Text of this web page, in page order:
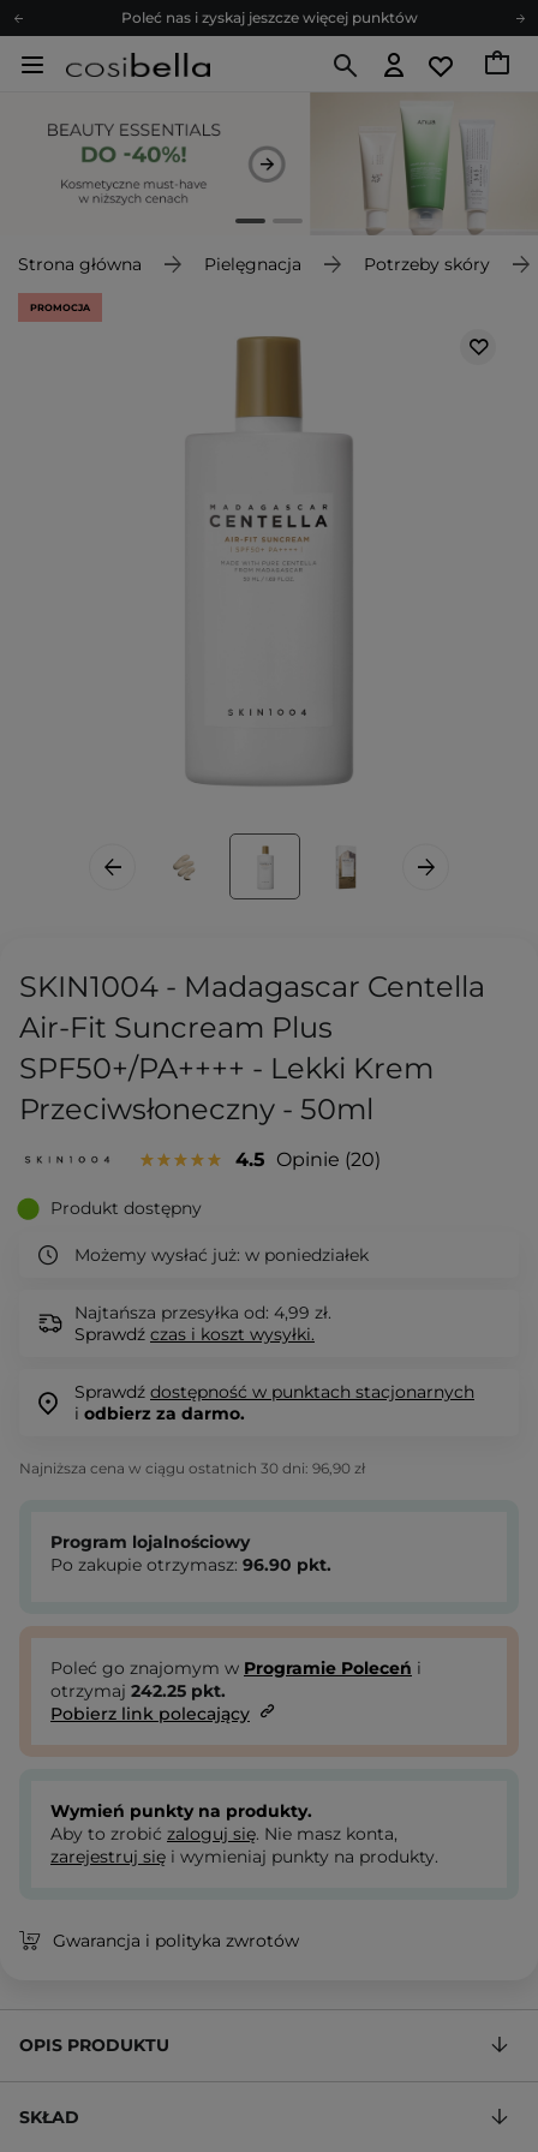
Poleć nas i zyskaj jeszcze więcej punktów
Zapisz się na newsletter pełen porad
Z nami to możliwe! Realizacja zamówienia do 24h.
Poleć nas i zyskaj jeszcze więcej punktów
Zapisz się na newsletter pełen porad
Strona główna Pielęgnacja Potrzeby skóry
PROMOCJA
SKIN1004 - Madagascar Centella
Air-Fit Suncream Plus
SPF50+/PA++++ - Lekki Krem
Przeciwsłoneczny - 50ml
4.5 Opinie 20
Produkt dostępny
Możemy wysłać już: w poniedziałek
Najtańsza przesyłka od: 4,99 zł.
Sprawdź czas i koszt wysyłki.
Sprawdź dostępność w punktach stacjonarnych
i odbierz za darmo.
Najniższa cena w ciągu ostatnich 30 dni: 96,90 zł
Program lojalnościowy
Po zakupie otrzymasz: 96.90 pkt.
Poleć go znajomym w Programie Poleceń i
otrzymaj 242.25 pkt.
Pobierz link polecający
Wymień punkty na produkty.
Aby to zrobić zaloguj się. Nie masz konta,
zarejestruj się i wymieniaj punkty na produkty.
Gwarancja i polityka zwrotów
OPIS PRODUKTU
SKŁAD